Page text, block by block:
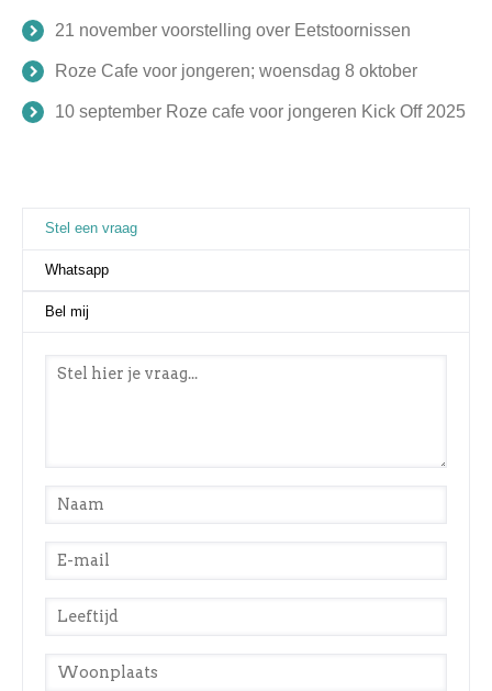
21 november voorstelling over Eetstoornissen
Roze Cafe voor jongeren; woensdag 8 oktober
10 september Roze cafe voor jongeren Kick Off 2025
Stel een vraag
Whatsapp
Bel mij
Stel een vraag
Naam
E-mail*
Leeftijd *
Woonplaats